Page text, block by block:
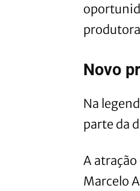
Novo
Na
parte da
A
Marcelo